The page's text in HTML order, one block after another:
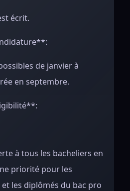
écrit.
de janvier à
en septembre.
à tous les bacheliers en
priorité pour les
les diplômés du bac pro